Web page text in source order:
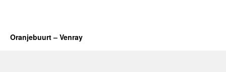
Oranjebuurt – Venray